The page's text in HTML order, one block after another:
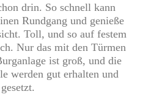
drin. So schnell kann
Rundgang und genieße
Toll, und so auf festem
Nur das mit den Türmen
ist groß, und die
werden gut erhalten und